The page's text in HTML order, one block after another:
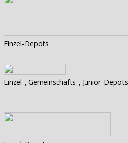
Einzel-Depots
Einzel-, Gemeinschafts-, Junior-Depots